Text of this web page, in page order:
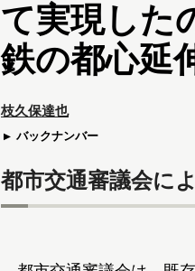
て実現した
鉄の都心延
枝久保達也
バックナンバー
都市交通審議会に